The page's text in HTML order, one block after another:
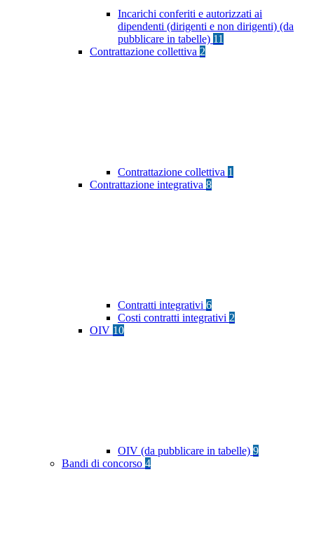
Incarichi conferiti e autorizzati ai
dipendenti (dirigenti e non dirigenti) (da
pubblicare in tabelle) 11
Contrattazione collettiva 2
Contrattazione collettiva 1
Contrattazione integrativa 8
Contratti integrativi 6
Costi contratti integrativi 2
OIV 10
OIV (da pubblicare in tabelle) 9
Bandi di concorso 4